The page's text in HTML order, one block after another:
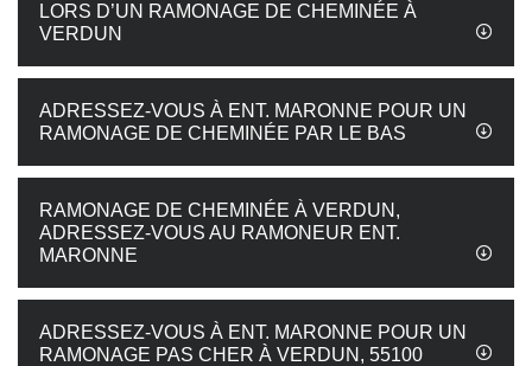
LORS D’UN RAMONAGE DE CHEMINÉE À
VERDUN
ADRESSEZ-VOUS À ENT. MARONNE POUR UN
RAMONAGE DE CHEMINÉE PAR LE BAS
RAMONAGE DE CHEMINÉE À VERDUN,
ADRESSEZ-VOUS AU RAMONEUR ENT.
MARONNE
ADRESSEZ-VOUS À ENT. MARONNE POUR UN
RAMONAGE PAS CHER À VERDUN, 55100